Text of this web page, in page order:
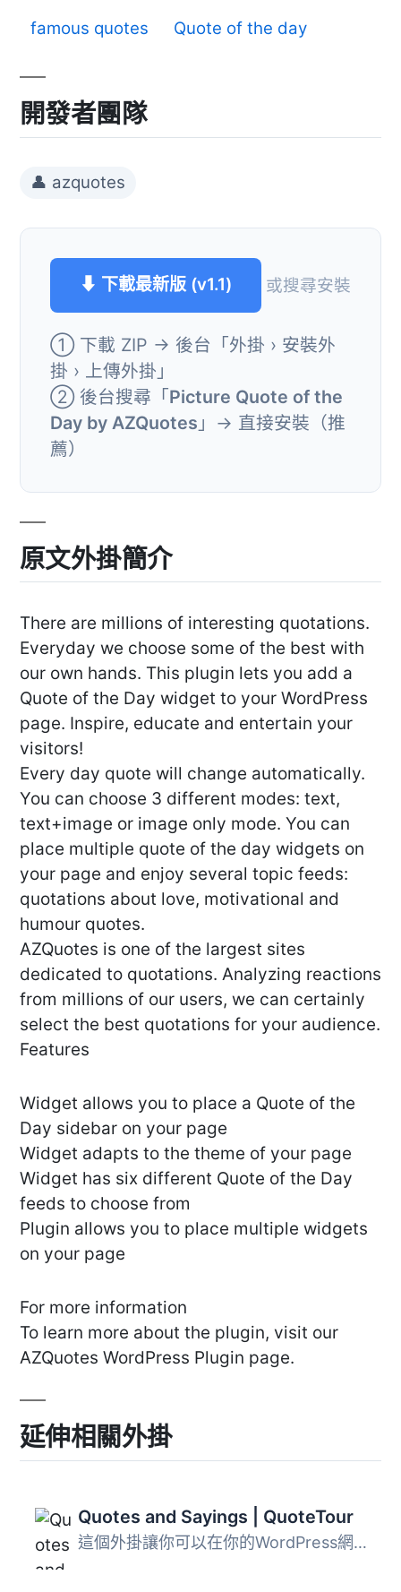
famous quotes
Quote of the day
開發者團隊
👤 azquotes
⬇ 下載最新版 (v1.1) 或搜尋安裝
① 下載 ZIP → 後台「外掛 › 安裝外
掛 › 上傳外掛」
② 後台搜尋「Picture Quote of the
Day by AZQuotes 」→ 直接安裝（推
薦）
原文外掛簡介
There are millions of interesting quotations.
Everyday we choose some of the best with
our own hands. This plugin lets you add a
Quote of the Day widget to your WordPress
page. Inspire, educate and entertain your
visitors!
Every day quote will change automatically.
You can choose 3 different modes: text,
text+image or image only mode. You can
place multiple quote of the day widgets on
your page and enjoy several topic feeds:
quotations about love, motivational and
humour quotes.
AZQuotes is one of the largest sites
dedicated to quotations. Analyzing reactions
from millions of our users, we can certainly
select the best quotations for your audience.
Features
Widget allows you to place a Quote of the
Day sidebar on your page
Widget adapts to the theme of your page
Widget has six different Quote of the Day
feeds to choose from
Plugin allows you to place multiple widgets
on your page
For more information
To learn more about the plugin, visit our
AZQuotes WordPress Plugin page.
延伸相關外掛
Quotes and Sayings | QuoteTour
這個外掛讓你可以在你的WordPress網頁上新增一段隨機引言。你...